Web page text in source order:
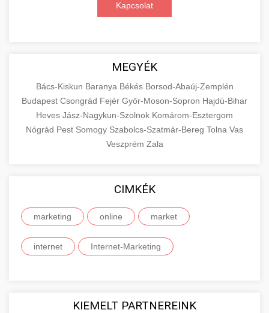
Kapcsolat
MEGYÉK
Bács-Kiskun Baranya Békés Borsod-Abaúj-Zemplén
Budapest Csongrád Fejér Győr-Moson-Sopron Hajdú-Bihar
Heves Jász-Nagykun-Szolnok Komárom-Esztergom
Nógrád Pest Somogy Szabolcs-Szatmár-Bereg Tolna Vas
Veszprém Zala
CIMKÉK
marketing online market
internet Internet-Marketing
KIEMELT PARTNEREINK